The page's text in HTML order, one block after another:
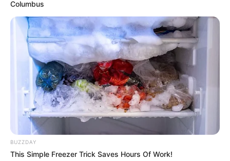
Columbus
BUZZDAY
This Simple Freezer Trick Saves Hours Of Work!